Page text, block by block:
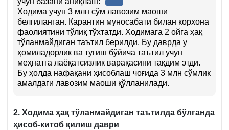
б.
Ходима учун 3 млн сўм лавозим маоши
белгиланган. Карантин муносабати билан корхона
фаолиятини тўлиқ тўхтатди. Ходимага 2 ойга ҳақ
тўланмайдиган таътил берилди. Бу даврда у
ҳомиладорлик ва туғиш бўйича таътил учун
меҳнатга лаёқатсизлик варақасини тақдим этди.
Бу ҳолда нафақани ҳисоблаш чоғида 3 млн сўмлик
амалдаги лавозим маоши қўлланилади.
2. Ходима ҳақ тўланмайдиган таътилда бўлганда
ҳисоб-китоб қилиш даври